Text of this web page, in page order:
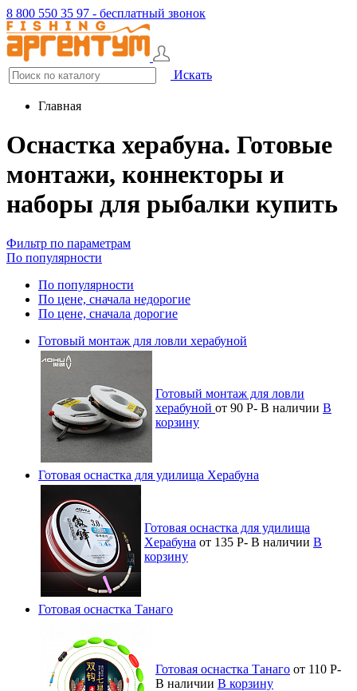
8 800 550 35 97 - бесплатный звонок
Искать
Главная
Оснастка херабуна. Готовые
монтажи, коннекторы и
наборы для рыбалки купить
Фильтр по параметрам
По популярности
По популярности
По цене, сначала недорогие
По цене, сначала дорогие
Готовый монтаж для ловли херабуной
Готовый монтаж для ловли
херабуной от 90 Р- В наличии В
корзину
Готовая оснастка для удилища Херабуна
Готовая оснастка для удилища
Херабуна от 135 Р- В наличии В
корзину
Готовая оснастка Танаго
Готовая оснастка Танаго от 110 Р-
В наличии В корзину